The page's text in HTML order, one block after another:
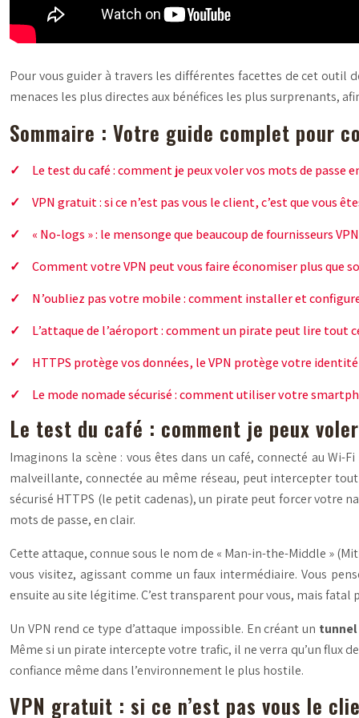
Pour vous guider à travers les différentes facettes de cet outil
menaces les plus directes aux bénéfices les plus surprenants,
Sommaire : Votre guide complet pour
Le test du café : comment je peux voler vos mots de passe
VPN gratuit : si ce n’est pas vous le client, c’est que vous
« No-logs » : le mensonge que beaucoup de fournisseurs
Comment votre VPN peut vous faire économiser plus que
N’oubliez pas votre mobile : comment installer et
L’attaque de l’aéroport : comment un pirate peut lire tout
HTTPS protège vos données, le VPN protège votre
Le mode nomade sécurisé : comment utiliser votre
Le test du café : comment je peux
Imaginons la scène : vous êtes dans un café, connecté au Wi-
malveillante, connectée au même réseau, peut intercepter
sécurisé HTTPS (le petit cadenas), un pirate peut forcer votre
mots de passe, en clair.
Cette attaque, connue sous le nom de « Man-in-the-Middle »
vous visitez, agissant comme un faux intermédiaire. Vous
ensuite au site légitime. C’est transparent pour vous, mais fatal
Un VPN rend ce type d’attaque impossible. En créant un
Même si un pirate intercepte votre trafic, il ne verra qu’un flux
confiance même dans l’environnement le plus hostile.
VPN gratuit : si ce n’est pas vous le